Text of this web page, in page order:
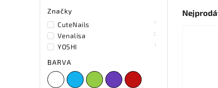
Značky
CuteNails
7
Venalisa 2
YOSHI 1
BARVA